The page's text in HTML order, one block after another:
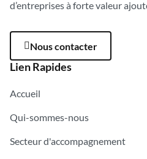
d’entreprises à forte valeur
Nous contacter
Lien Rapides
Accueil
Qui-sommes-nous
Secteur d'accompagnement